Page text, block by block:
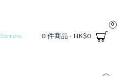
Siemens 0 件商品 - HK$0
0